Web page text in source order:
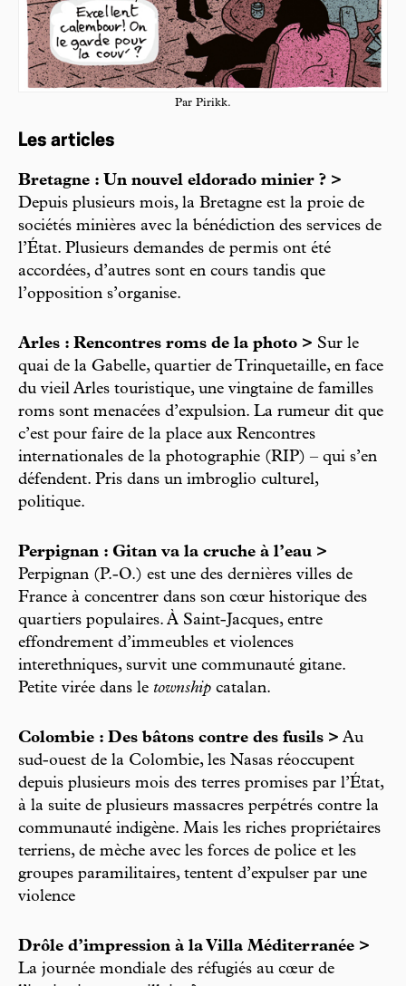
Par Pirikk.
Les articles
Bretagne : Un nouvel eldorado minier ? >
Depuis plusieurs mois, la Bretagne est la proie de
sociétés minières avec la bénédiction des services de
l’État. Plusieurs demandes de permis ont été
accordées, d’autres sont en cours tandis que
l’opposition s’organise.
Arles : Rencontres roms de la photo > Sur le
quai de la Gabelle, quartier de Trinquetaille, en face
du vieil Arles touristique, une vingtaine de familles
roms sont menacées d’expulsion. La rumeur dit que
c’est pour faire de la place aux Rencontres
internationales de la photographie (RIP) – qui s’en
défendent. Pris dans un imbroglio culturel,
politique.
Perpignan : Gitan va la cruche à l’eau >
Perpignan (P.-O.) est une des dernières villes de
France à concentrer dans son cœur historique des
quartiers populaires. À Saint-Jacques, entre
effondrement d’immeubles et violences
interethniques, survit une communauté gitane.
Petite virée dans le township catalan.
Colombie : Des bâtons contre des fusils > Au
sud-ouest de la Colombie, les Nasas réoccupent
depuis plusieurs mois des terres promises par l’État,
à la suite de plusieurs massacres perpétrés contre la
communauté indigène. Mais les riches propriétaires
terriens, de mèche avec les forces de police et les
groupes paramilitaires, tentent d’expulser par une
violence
Drôle d’impression à la Villa Méditerranée >
La journée mondiale des réfugiés au cœur de